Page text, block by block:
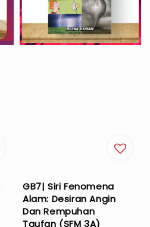
GB7| Siri Fenomena
Alam: Desiran Angin
Dan Rempuhan
Taufan (SFM 3A)